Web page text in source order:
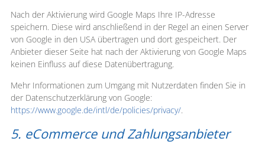
Nach der Aktivierung wird Google Maps Ihre IP-Adresse
speichern. Diese wird anschließend in der Regel an einen Server
von Google in den USA übertragen und dort gespeichert. Der
Anbieter dieser Seite hat nach der Aktivierung von Google Maps
keinen Einfluss auf diese Datenübertragung.
Mehr Informationen zum Umgang mit Nutzerdaten finden Sie in
der Datenschutzerklärung von Google:
https://www.google.de/intl/de/policies/privacy/.
5. eCommerce und Zahlungsanbieter